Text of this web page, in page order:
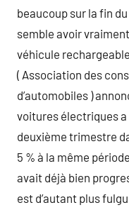
beaucoup sur la fin
semble avoir
véhicule rechargeable
( Association des
d’automobiles )
voitures électriques a
deuxième trimestre
5 % à la même
avait déjà bien
est d’autant plus